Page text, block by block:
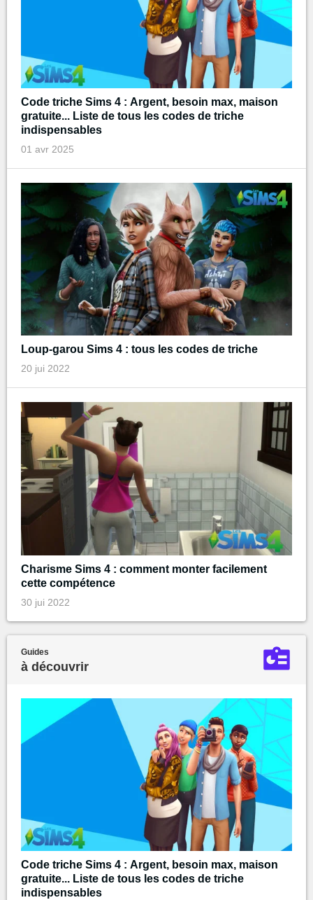
Code triche Sims 4 : Argent, besoin max, maison
gratuite... Liste de tous les codes de triche
indispensables
01 avr 2025
Loup-garou Sims 4 : tous les codes de triche
20 jui 2022
Charisme Sims 4 : comment monter facilement
cette compétence
30 jui 2022
Guides
à découvrir
Code triche Sims 4 : Argent, besoin max, maison
gratuite... Liste de tous les codes de triche
indispensables